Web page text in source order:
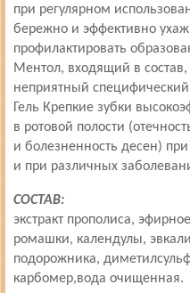
при регулярном
бережно и эффективно
профилактировать
Ментол, входящий в состав,
неприятный специфический
Гель Крепкие зубки
в ротовой полости
и болезненность десен)
и при различных
СОСТАВ:
экстракт прополиса,
ромашки, календулы,
подорожника,
карбомер,вода очищенная.